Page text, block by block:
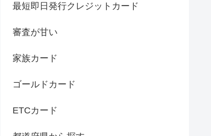
最短即日発行クレジットカード
審査が甘い
家族カード
ゴールドカード
ETCカード